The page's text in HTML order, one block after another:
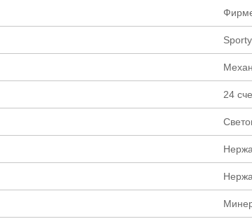
Sporty
24